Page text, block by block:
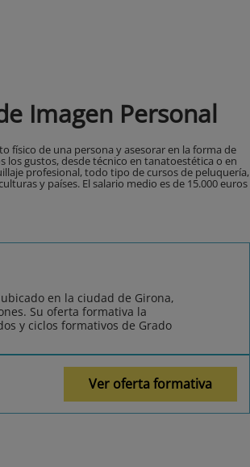
Imagen Personal
físico de una persona y asesorar en la forma de
gustos, desde técnico en tanatoestética o en
profesional, todo tipo de cursos de peluquería,
y países. El salario medio es de 15.000 euros
en la ciudad de Girona,
Su oferta formativa la
y ciclos formativos de Grado
Ver oferta formativa